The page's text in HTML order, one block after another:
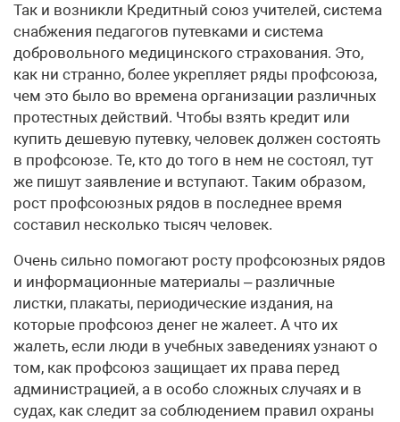
Так и возникли Кредитный союз учителей, система
снабжения педагогов путевками и система
добровольного медицинского страхования. Это,
как ни странно, более укрепляет ряды профсоюза,
чем это было во времена организации различных
протестных действий. Чтобы взять кредит или
купить дешевую путевку, человек должен состоять
в профсоюзе. Те, кто до того в нем не состоял, тут
же пишут заявление и вступают. Таким образом,
рост профсоюзных рядов в последнее время
составил несколько тысяч человек.
Очень сильно помогают росту профсоюзных рядов
и информационные материалы – различные
листки, плакаты, периодические издания, на
которые профсоюз денег не жалеет. А что их
жалеть, если люди в учебных заведениях узнают о
том, как профсоюз защищает их права перед
администрацией, а в особо сложных случаях и в
судах, как следит за соблюдением правил охраны